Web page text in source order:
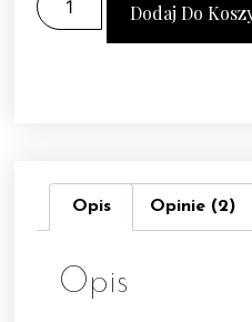
Dodaj Do
Opis Opinie (2)
Opis